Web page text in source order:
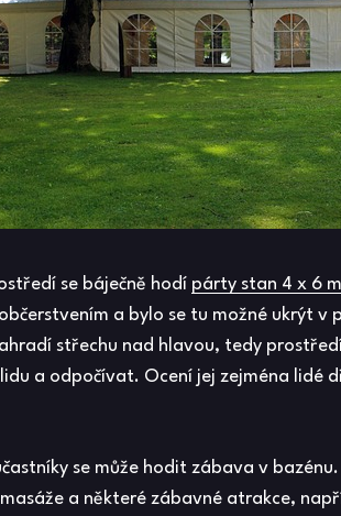
se báječně hodí párty stan 4 x 6 m
a bylo se tu možné ukrýt
střechu nad hlavou, tedy
a odpočívat. Ocení jej zejména lidé
se může hodit zábava v
a některé zábavné atrakce,